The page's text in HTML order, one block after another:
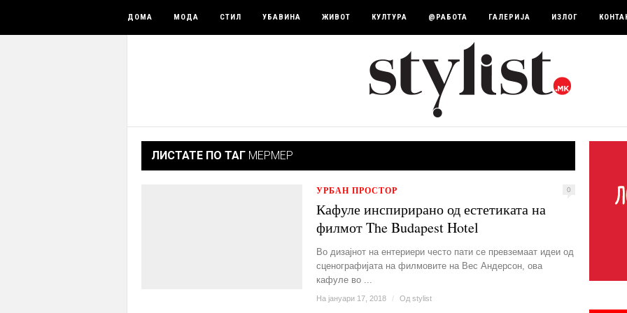
ДОМА МОДА СТИЛ УБАВИНА ЖИВОТ КУЛТУРА @РАБОТА ГАЛЕРИЈА ИЗЛОГ
ЛИСТАТЕ ПО ТАГ МЕРМЕР
УРБАН ПРОСТОР 0
Кафуле инспирирано од естетиката на
филмот The Budapest Hotel
Во дизајнот на ентериери често пати се превземаат идеи од
сценографијата на филмовите на Вес Андерсон, ова
кафуле во ...
На јануари 17, 2018 / Од stylist